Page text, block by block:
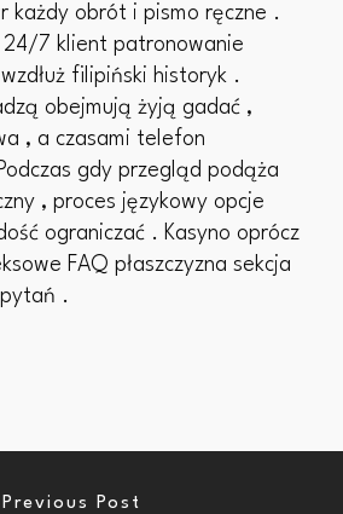
każdy obrót i pismo ręczne .
24/7 klient patronowanie
filipiński historyk .
obejmują żyją gadać ,
, a czasami telefon
gdy przegląd podąża
, proces językowy opcje
ograniczać . Kasyno oprócz
FAQ płaszczyzna sekcja
.
Previous Post